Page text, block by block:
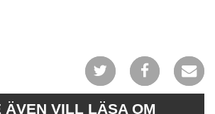
ÄVEN VILL LÄSA OM